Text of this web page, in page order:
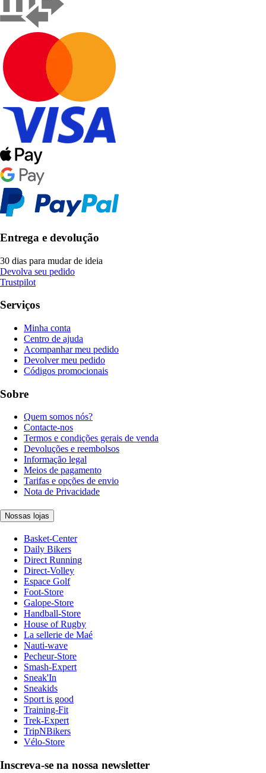
Entrega e devolução
30 dias para mudar de ideia
Devolva seu pedido
Trustpilot
Serviços
Minha conta
Centro de ajuda
Acompanhar meu pedido
Devolver meu pedido
Códigos promocionais
Sobre
Quem somos nós?
Contacte-nos
Termos e condições gerais de venda
Devoluções e reembolsos
Informação legal
Meios de pagamento
Tarifas e opções de envio
Nota de Privacidade
Nossas lojas
Basket-Center
Daily Bikers
Direct Running
Direct-Volley
Espace Golf
Foot-Store
Galope-Store
Handball-Store
House of Rugby
La sellerie de Maé
Nauti-wave
Pecheur-Store
Smash-Expert
Sneak'In
Sneakids
Sport is good
Training-Fit
Trek-Expert
TripNBikers
Vélo-Store
Inscreva-se na nossa newsletter